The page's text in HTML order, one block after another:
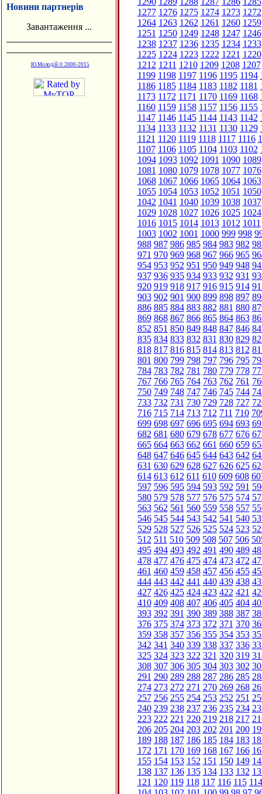
Новини партнерів
Завантаження ...
Ю.Молодій © 2000-2015
1277 1276 1275 1274 1273 1272
1264 1263 1262 1261 1260 1259
1251 1250 1249 1248 1247 1246
1238 1237 1236 1235 1234 1233
1225 1224 1223 1222 1221 1220
1212 1211 1210 1209 1208 1207
1199 1198 1197 1196 1195 1194
1186 1185 1184 1183 1182 1181
1173 1172 1171 1170 1169 1168
1160 1159 1158 1157 1156 1155
1147 1146 1145 1144 1143 1142
1134 1133 1132 1131 1130 1129
1121 1120 1119 1118 1117 1116
1107 1106 1105 1104 1103 1102
1094 1093 1092 1091 1090 1089
1081 1080 1079 1078 1077 1076
1068 1067 1066 1065 1064 1063
1055 1054 1053 1052 1051 1050
1042 1041 1040 1039 1038 1037
1029 1028 1027 1026 1025 1024
1016 1015 1014 1013 1012 1011
1003 1002 1001 1000 999 998
988 987 986 985 984 983 982
971 970 969 968 967 966 965
954 953 952 951 950 949 948
937 936 935 934 933 932 931
920 919 918 917 916 915 914
903 902 901 900 899 898 897
886 885 884 883 882 881 880
869 868 867 866 865 864 863
852 851 850 849 848 847 846
835 834 833 832 831 830 829
818 817 816 815 814 813 812
801 800 799 798 797 796 795
784 783 782 781 780 779 778
767 766 765 764 763 762 761
750 749 748 747 746 745 744
733 732 731 730 729 728 727
716 715 714 713 712 711 710
699 698 697 696 695 694 693
682 681 680 679 678 677 676
665 664 663 662 661 660 659
648 647 646 645 644 643 642
631 630 629 628 627 626 625
614 613 612 611 610 609 608
597 596 595 594 593 592 591
580 579 578 577 576 575 574
563 562 561 560 559 558 557
546 545 544 543 542 541 540
529 528 527 526 525 524 523
512 511 510 509 508 507 506
495 494 493 492 491 490 489
478 477 476 475 474 473 472
461 460 459 458 457 456 455
444 443 442 441 440 439 438
427 426 425 424 423 422 421
410 409 408 407 406 405 404
393 392 391 390 389 388 387
376 375 374 373 372 371 370
359 358 357 356 355 354 353
342 341 340 339 338 337 336
325 324 323 322 321 320 319
308 307 306 305 304 303 302
291 290 289 288 287 286 285
274 273 272 271 270 269 268
257 256 255 254 253 252 251
240 239 238 237 236 235 234
223 222 221 220 219 218 217
206 205 204 203 202 201 200
189 188 187 186 185 184 183
172 171 170 169 168 167 166
155 154 153 152 151 150 149
138 137 136 135 134 133 132
121 120 119 118 117 116 115 114